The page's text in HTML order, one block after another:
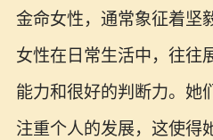
金命女性，通常象征着坚
女性在日常生活中，往往
能力和很好的判断力。她
注重个人的发展，这使得